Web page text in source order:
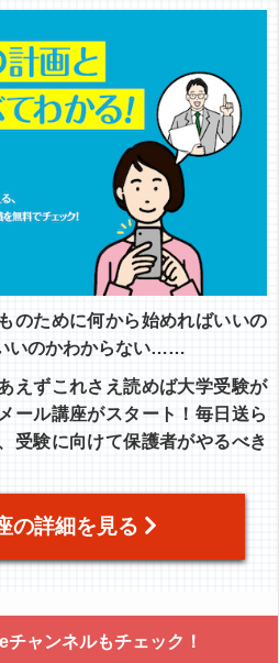
のために何から始めればいいの
いのかわからない……
えずこれさえ読めば大学受験が
ール講座がスタート！毎日送ら
受験に向けて保護者がやるべき
の詳細を見る
ャンネルもチェック！